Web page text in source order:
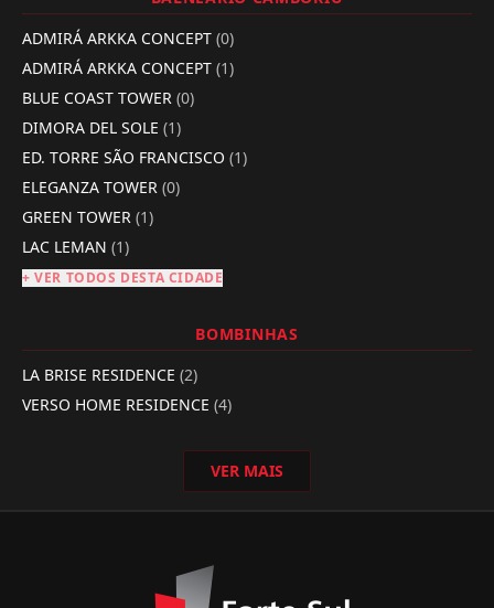
ADMIRÁ ARKKA CONCEPT (0)
ADMIRÁ ARKKA CONCEPT (1)
BLUE COAST TOWER (0)
DIMORA DEL SOLE (1)
ED. TORRE SÃO FRANCISCO (1)
ELEGANZA TOWER (0)
GREEN TOWER (1)
LAC LEMAN (1)
+ VER TODOS DESTA CIDADE
BOMBINHAS
LA BRISE RESIDENCE (2)
VERSO HOME RESIDENCE (4)
VER MAIS